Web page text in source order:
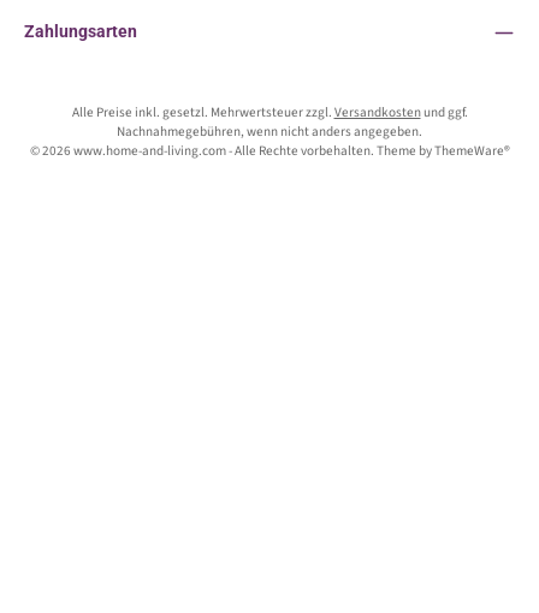
Zahlungsarten
Alle Preise inkl. gesetzl. Mehrwertsteuer zzgl. Versandkostenund ggf.
Nachnahmegebühren, wenn nicht anders angegeben.
© 2026 www.home-and-living.com - Alle Rechte vorbehalten. Theme byThemeWare®